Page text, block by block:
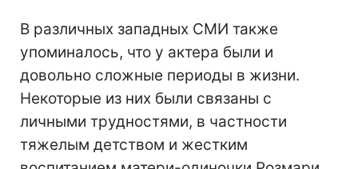
В различных западных СМИ также
упоминалось, что у актера были и
довольно сложные периоды в жизни.
Некоторые из них были связаны с
личными трудностями, в частности
тяжелым детством и жестким